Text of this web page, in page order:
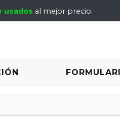
usados al mejor precio.